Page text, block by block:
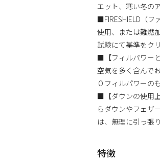
エット、寒い冬の
■FIRESHIELD（
使用、または難燃
試験にて基準をク
■【フィルパワー
空気を多く含んで
０フィルパワーの
■【ダウンの使用
らダウンやフェザ
は、無理に引っ張
特徴